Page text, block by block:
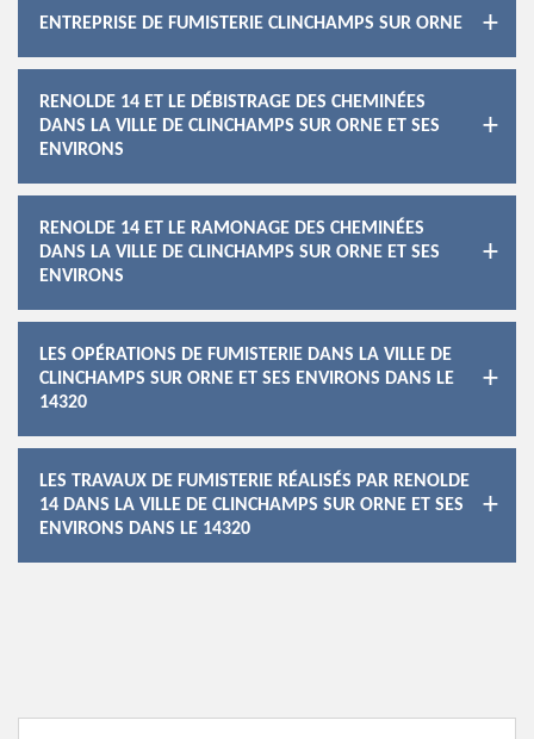
ENTREPRISE DE FUMISTERIE CLINCHAMPS SUR ORNE
RENOLDE 14 ET LE DÉBISTRAGE DES CHEMINÉES
DANS LA VILLE DE CLINCHAMPS SUR ORNE ET SES
ENVIRONS
RENOLDE 14 ET LE RAMONAGE DES CHEMINÉES
DANS LA VILLE DE CLINCHAMPS SUR ORNE ET SES
ENVIRONS
LES OPÉRATIONS DE FUMISTERIE DANS LA VILLE DE
CLINCHAMPS SUR ORNE ET SES ENVIRONS DANS LE
14320
LES TRAVAUX DE FUMISTERIE RÉALISÉS PAR RENOLDE
14 DANS LA VILLE DE CLINCHAMPS SUR ORNE ET SES
ENVIRONS DANS LE 14320